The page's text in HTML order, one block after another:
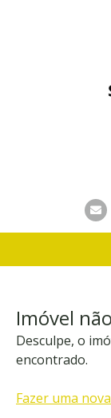
Imóvel
Desculpe, o
encontrado.
Fazer uma